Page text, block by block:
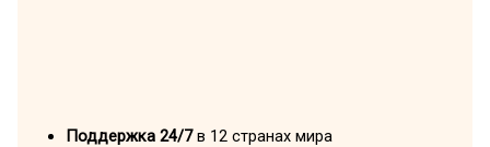
Поддержка 24/7в 12 странах мира